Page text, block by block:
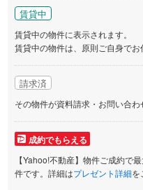
賃貸中
賃貸中の物件に表示されます。
賃貸中の物件は、原則ご自身でお
請求済
その物件が資料請求・お問い合わ
成約でもらえる
【Yahoo!不動産】物件ご成約で
件です。詳細はプレゼント詳細を